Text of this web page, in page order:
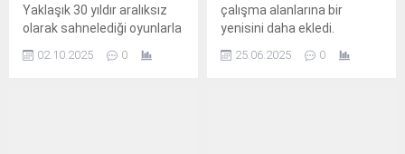
Yaklaşık 30 yıldır aralıksız
olarak sahnelediği oyunlarla
yaşamına değer katan
02.10.2025 0
çalışma alanlarına bir
yenisini daha ekledi.
25.06.2025 0